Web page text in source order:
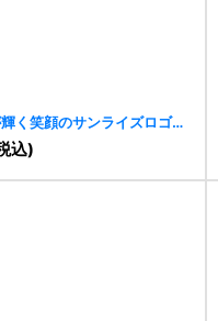
く笑顔のサンライズロゴ
込)